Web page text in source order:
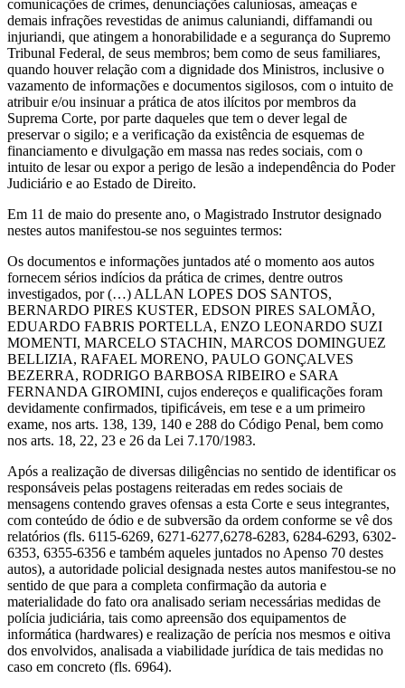
comunicações de crimes, denunciações caluniosas, ameaças e
demais infrações revestidas de animus caluniandi, diffamandi ou
injuriandi, que atingem a honorabilidade e a segurança do Supremo
Tribunal Federal, de seus membros; bem como de seus familiares,
quando houver relação com a dignidade dos Ministros, inclusive o
vazamento de informações e documentos sigilosos, com o intuito de
atribuir e/ou insinuar a prática de atos ilícitos por membros da
Suprema Corte, por parte daqueles que tem o dever legal de
preservar o sigilo; e a verificação da existência de esquemas de
financiamento e divulgação em massa nas redes sociais, com o
intuito de lesar ou expor a perigo de lesão a independência do Poder
Judiciário e ao Estado de Direito.
Em 11 de maio do presente ano, o Magistrado Instrutor designado
nestes autos manifestou-se nos seguintes termos:
Os documentos e informações juntados até o momento aos autos
fornecem sérios indícios da prática de crimes, dentre outros
investigados, por (…) ALLAN LOPES DOS SANTOS,
BERNARDO PIRES KUSTER, EDSON PIRES SALOMÃO,
EDUARDO FABRIS PORTELLA, ENZO LEONARDO SUZI
MOMENTI, MARCELO STACHIN, MARCOS DOMINGUEZ
BELLIZIA, RAFAEL MORENO, PAULO GONÇALVES
BEZERRA, RODRIGO BARBOSA RIBEIRO e SARA
FERNANDA GIROMINI, cujos endereços e qualificações foram
devidamente confirmados, tipificáveis, em tese e a um primeiro
exame, nos arts. 138, 139, 140 e 288 do Código Penal, bem como
nos arts. 18, 22, 23 e 26 da Lei 7.170/1983.
Após a realização de diversas diligências no sentido de identificar os
responsáveis pelas postagens reiteradas em redes sociais de
mensagens contendo graves ofensas a esta Corte e seus integrantes,
com conteúdo de ódio e de subversão da ordem conforme se vê dos
relatórios (fls. 6115-6269, 6271-6277,6278-6283, 6284-6293, 6302-
6353, 6355-6356 e também aqueles juntados no Apenso 70 destes
autos), a autoridade policial designada nestes autos manifestou-se no
sentido de que para a completa confirmação da autoria e
materialidade do fato ora analisado seriam necessárias medidas de
polícia judiciária, tais como apreensão dos equipamentos de
informática (hardwares) e realização de perícia nos mesmos e oitiva
dos envolvidos, analisada a viabilidade jurídica de tais medidas no
caso em concreto (fls. 6964).